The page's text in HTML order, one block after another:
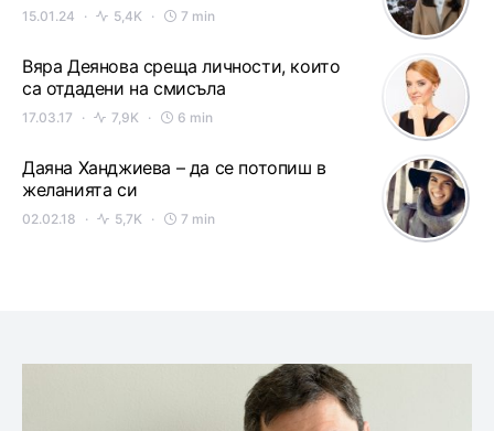
15.01.24 5,4K 7 min
Вяра Деянова среща личности, които
са отдадени на смисъла
17.03.17 7,9K 6 min
Даяна Ханджиева – да се потопиш в
желанията си
02.02.18 5,7K 7 min